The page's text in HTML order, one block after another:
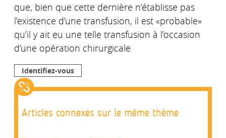
que, bien que cette dernière n’établisse pas
l’existence d’une transfusion, il est «probable»
qu’il y ait eu une telle transfusion à l’occasion
d’une opération chirurgicale
Identifiez-vous
Articles connexes sur le même thème